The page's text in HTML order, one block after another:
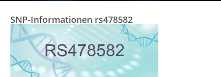
SNP-Informationen rs478582